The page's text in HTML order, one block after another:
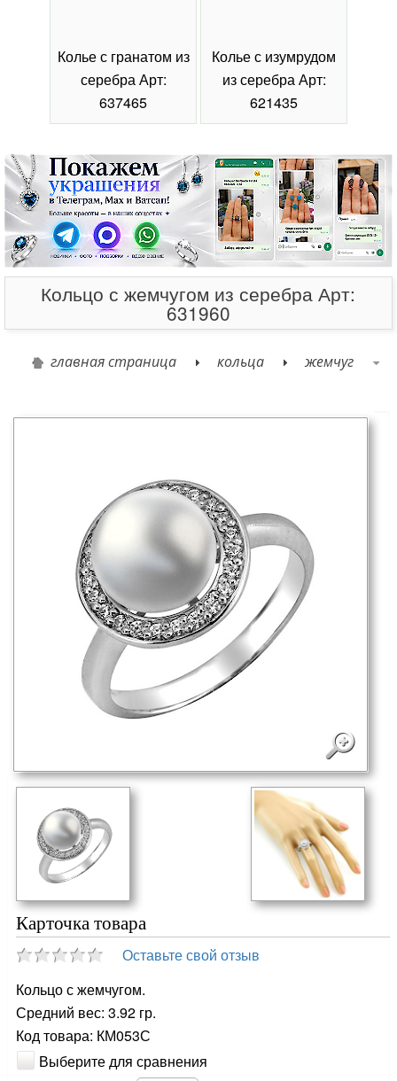
Колье с гранатом из
серебра Арт:
637465
Колье с изумрудом
из серебра Арт:
621435
Кольцо с жемчугом из серебра Арт:
631960
главная страница кольца жемчуг
Карточка товара
Оставьте свой отзыв
Кольцо с жемчугом.
Средний вес: 3.92 гр.
Код товара: КМ053С
Выберите для сравнения